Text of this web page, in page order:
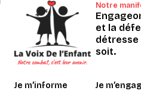
Notre
et la
détresse
soit.
Je m’informe Je